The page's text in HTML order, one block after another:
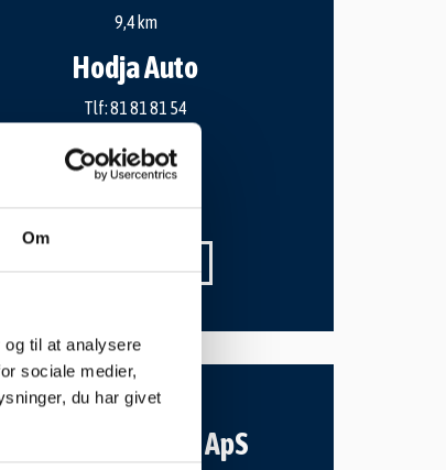
Om
til at analysere
sociale medier,
du har givet
9,4 km
Hodja Auto
Tlf:81 81 81 54
Kuldyssen 19F
2630 Taastrup
Drift@hodjaauto.dk
10,2 km
VS Automobiler ApS